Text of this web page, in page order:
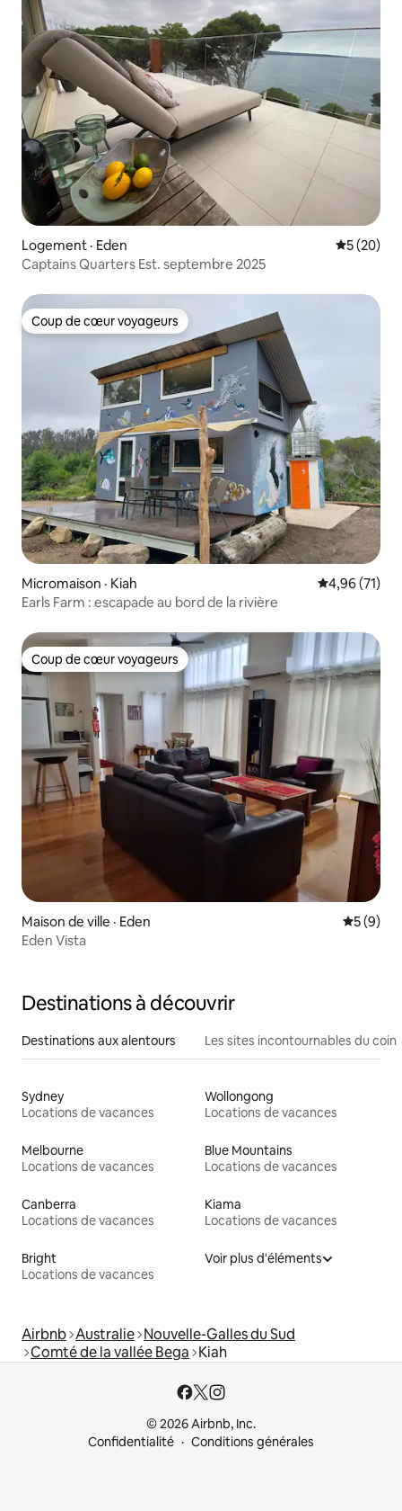
Logement · Eden Note
5 (20)
Captains Quarters Est. septembre 2025
Coup de cœur voyageurs
Coup de cœur voyageurs
Micromaison · Kiah Note
4,96 (71)
Earls Farm : escapade au bord de la rivière
Coup de cœur voyageurs
Coup de cœur voyageurs
Maison de ville · Eden Note
5 (9)
Eden Vista
Destinations à découvrir
Destinations aux alentours Les sites incontournables du coin
Sydney
Locations de vacances
Wollongong
Locations de vacances
Melbourne
Locations de vacances
Blue Mountains
Locations de vacances
Canberra
Locations de vacances
Kiama
Locations de vacances
Bright
Locations de vacances
Voir plus d'éléments
Airbnb Australie Nouvelle-Galles du Sud
Comté de la vallée Bega Kiah
© 2026 Airbnb, Inc.
Confidentialité
Conditions générales